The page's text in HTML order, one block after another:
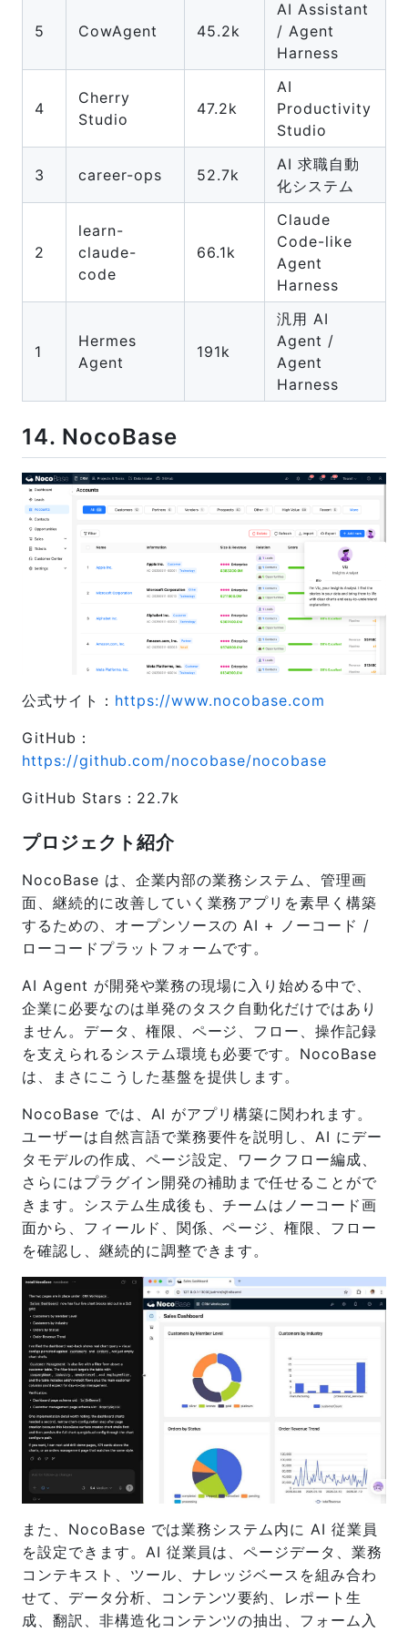
5 CowAgent 45.2k
AI Assistant
/ Agent
Harness
4
Cherry
Studio
47.2k
AI
Productivity
Studio
3 career-ops 52.7k
AI 求職自動
化システム
2
learn-
claude-
code
66.1k
Claude
Code-like
Agent
Harness
1
Hermes
Agent
191k
汎用 AI
Agent /
Agent
Harness
14. NocoBase
公式サイト： https://www.nocobase.com
GitHub：
https://github.com/nocobase/nocobase
GitHub Stars：22.7k
プロジェクト紹介
NocoBase は、企業内部の業務システム、管理画
面、継続的に改善していく業務アプリを素早く構築
するための、オープンソースの AI + ノーコード /
ローコードプラットフォームです。
AI Agent が開発や業務の現場に入り始める中で、
企業に必要なのは単発のタスク自動化だけではあり
ません。データ、権限、ページ、フロー、操作記録
を支えられるシステム環境も必要です。NocoBase
は、まさにこうした基盤を提供します。
NocoBase では、AI がアプリ構築に関われます。
ユーザーは自然言語で業務要件を説明し、AI にデー
タモデルの作成、ページ設定、ワークフロー編成、
さらにはプラグイン開発の補助まで任せることがで
きます。システム生成後も、チームはノーコード画
面から、フィールド、関係、ページ、権限、フロー
を確認し、継続的に調整できます。
また、NocoBase では業務システム内に AI 従業員
を設定できます。AI 従業員は、ページデータ、業務
コンテキスト、ツール、ナレッジベースを組み合わ
せて、データ分析、コンテンツ要約、レポート生
成、翻訳、非構造化コンテンツの抽出、フォーム入